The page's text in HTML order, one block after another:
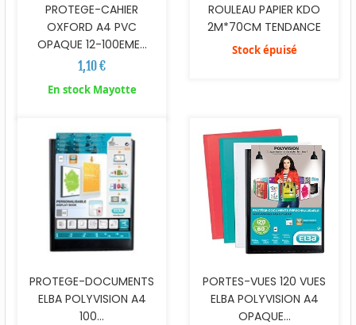
PROTEGE-CAHIER
OXFORD A4 PVC
OPAQUE 12-100EME...
1,10 €
En stock Mayotte
ROULEAU PAPIER KDO
2M*70CM TENDANCE
Stock épuisé
PROTEGE-DOCUMENTS
ELBA POLYVISION A4
100...
PORTES-VUES 120 VUES
ELBA POLYVISION A4
OPAQUE...